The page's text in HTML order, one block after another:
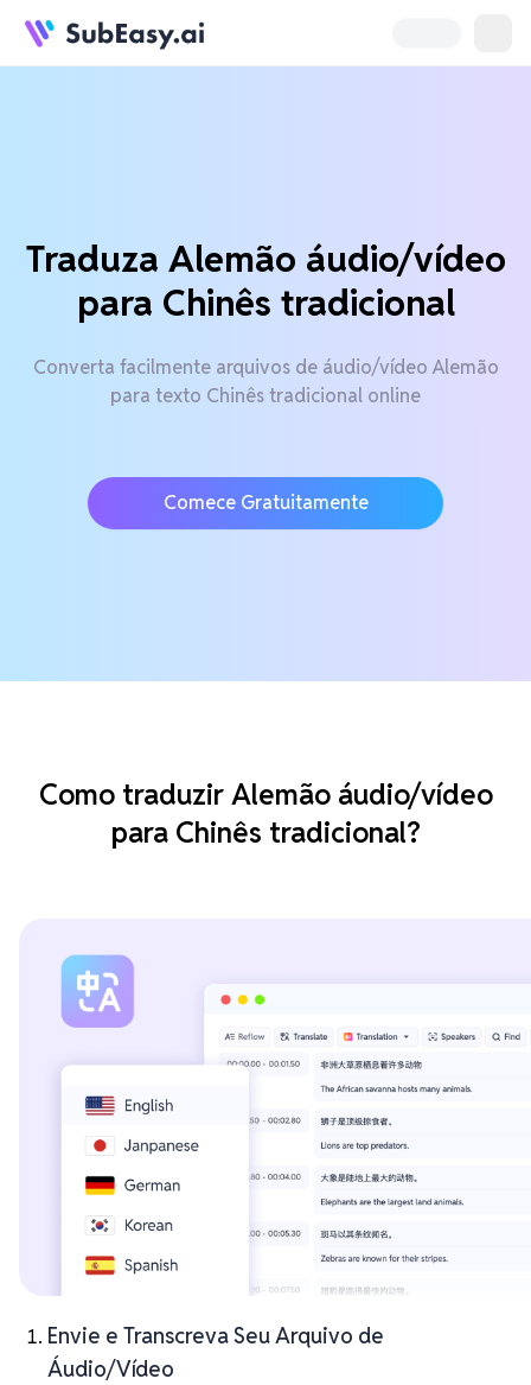
Traduza Alemão áudio/vídeo
para Chinês tradicional
Converta facilmente arquivos de áudio/vídeo Alemão
para texto Chinês tradicional online
Comece Gratuitamente
Como traduzir Alemão áudio/vídeo
para Chinês tradicional?
Envie e Transcreva Seu Arquivo de
Áudio/Vídeo